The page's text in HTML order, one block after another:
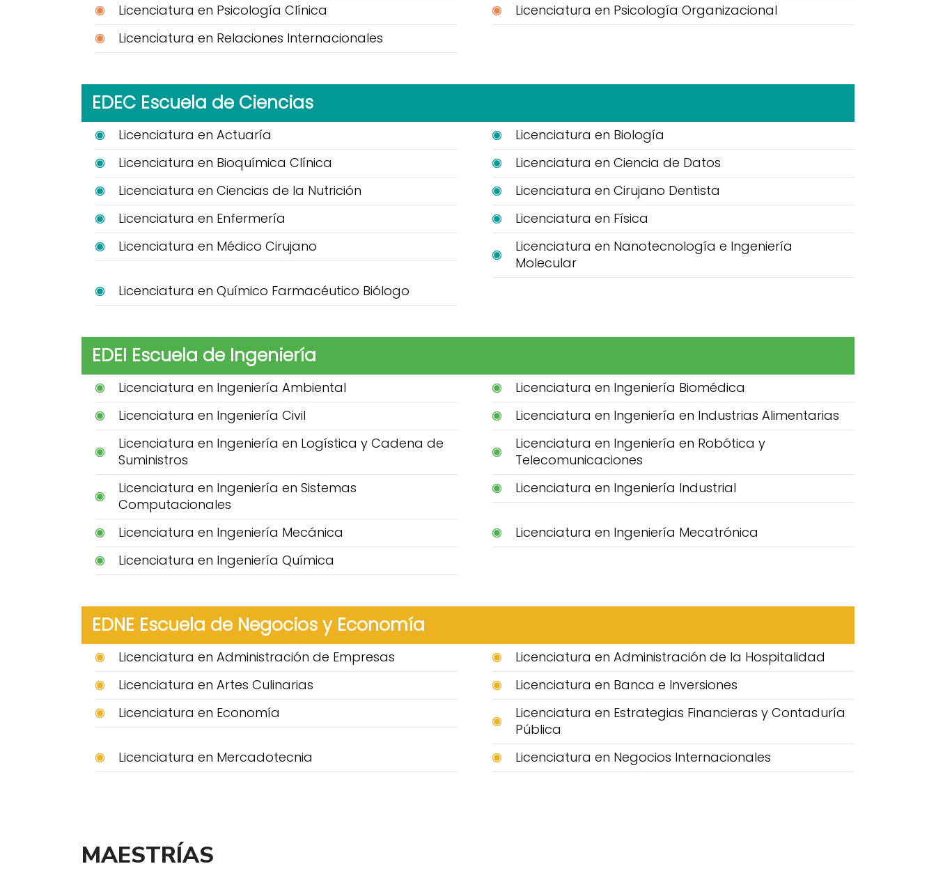
Licenciatura en Psicología Clínica
Licenciatura en Psicología Organizacional
Licenciatura en Relaciones Internacionales
EDEC Escuela de Ciencias
Licenciatura en Actuaría
Licenciatura en Biología
Licenciatura en Bioquímica Clínica
Licenciatura en Ciencia de Datos
Licenciatura en Ciencias de la Nutrición
Licenciatura en Cirujano Dentista
Licenciatura en Enfermería
Licenciatura en Física
Licenciatura en Médico Cirujano
Licenciatura en Nanotecnología e Ingeniería
Molecular
Licenciatura en Químico Farmacéutico Biólogo
EDEI Escuela de Ingeniería
Licenciatura en Ingeniería Ambiental
Licenciatura en Ingeniería Biomédica
Licenciatura en Ingeniería Civil
Licenciatura en Ingeniería en Industrias Alimentarias
Licenciatura en Ingeniería en Logística y Cadena de
Suministros
Licenciatura en Ingeniería en Robótica y
Telecomunicaciones
Licenciatura en Ingeniería en Sistemas
Computacionales
Licenciatura en Ingeniería Industrial
Licenciatura en Ingeniería Mecánica
Licenciatura en Ingeniería Mecatrónica
Licenciatura en Ingeniería Química
EDNE Escuela de Negocios y Economía
Licenciatura en Administración de Empresas
Licenciatura en Administración de la Hospitalidad
Licenciatura en Artes Culinarias
Licenciatura en Banca e Inversiones
Licenciatura en Economía
Licenciatura en Estrategias Financieras y Contaduría
Pública
Licenciatura en Mercadotecnia
Licenciatura en Negocios Internacionales
MAESTRÍAS